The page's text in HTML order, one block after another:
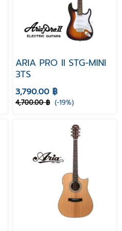
ARIA PRO II STG-MINI
3TS
3,790.00 ฿
4,700.00 ฿ (-19%)